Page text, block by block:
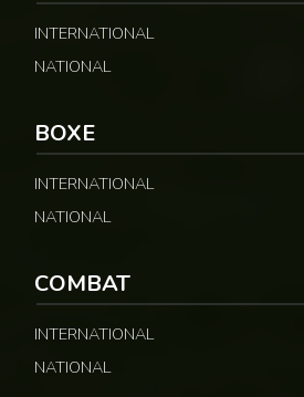
INTERNATIONAL
NATIONAL
BOXE
INTERNATIONAL
NATIONAL
COMBAT
INTERNATIONAL
NATIONAL